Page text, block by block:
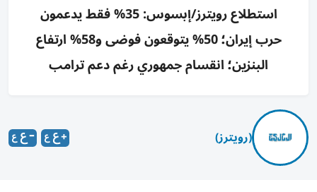
استطلاع رويترز/إبسوس: 35% فقط يدعمون
حرب إيران؛ 50% يتوقعون فوضى و58% ارتفاع
البنزين؛ انقسام جمهوري رغم دعم ترامب
(رويترز)